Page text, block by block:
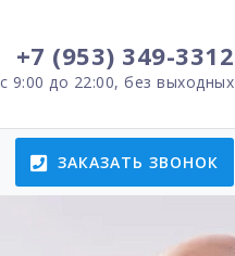
+7 (953) 349-3312
с 9:00 до 22:00, без выходных
ЗАКАЗАТЬ ЗВОНОК